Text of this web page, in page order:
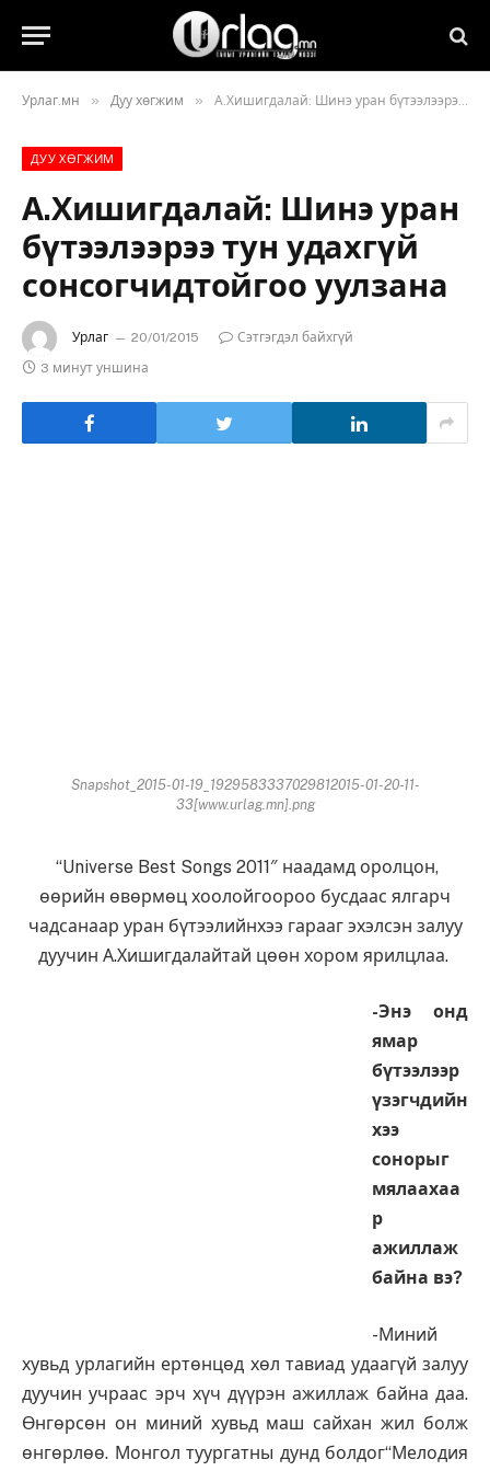
Урлаг.мн » Дуу хөгжим » А.Хишигдалай: Шинэ уран бүтээлээрээ тун удахгүй сонсогчидтойгоо уулзана
ДУУ ХӨГЖИМ
А.Хишигдалай: Шинэ уран
бүтээлээрээ тун удахгүй
сонсогчидтойгоо уулзана
Урлаг 20/01/2015
Сэтгэгдэл байхгүй
3 минут уншина
Snapshot_2015-01-19_1929583337029812015-01-20-11-
33[www.urlag.mn].png
“Universe Best Songs 2011″ наадамд оролцон,
өөрийн өвөрмөц хоолойгоороо бусдаас ялгарч
чадсанаар уран бүтээлийнхээ гарааг эхэлсэн залуу
дуучин А.Хишигдалайтай цөөн хором ярилцлаа.
-Энэ онд
ямар
бүтээлээр
үзэгчдийн
хээ
сонорыг
мялаахаа
р
ажиллаж
байна вэ?
-Миний
хувьд урлагийн ертөнцөд хөл тавиад удаагүй залуу
дуучин учраас эрч хүч дүүрэн ажиллаж байна даа.
Өнгөрсөн он миний хувьд маш сайхан жил болж
өнгөрлөө. Монгол туургатны дунд болдог“Мелодия